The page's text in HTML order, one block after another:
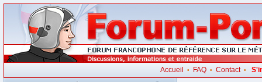
Accueil • FAQ• Contact•